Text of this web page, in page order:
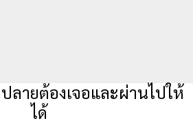
ลายต้องเจอและผ่านไปให้
ได้